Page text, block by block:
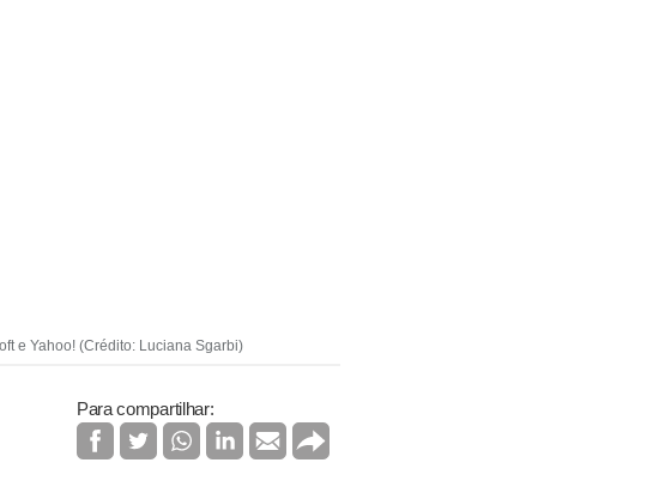
e Yahoo! (Crédito: Luciana Sgarbi)
Para compartilhar: